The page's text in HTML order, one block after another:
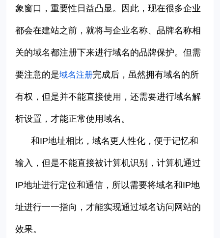
象窗口，重要性日益凸显。因此，现在很多企业
都会在建站之前，就将与企业名称、品牌名称相
关的域名都注册下来进行域名的品牌保护。但需
要注意的是域名注册完成后，虽然拥有域名的所
有权，但是并不能直接使用，还需要进行域名解
析设置，才能正常使用域名。
和IP地址相比，域名更人性化，便于记忆和
输入，但是不能直接被计算机识别，计算机通过
IP地址进行定位和通信，所以需要将域名和IP地
址进行一一指向，才能实现通过域名访问网站的
效果。